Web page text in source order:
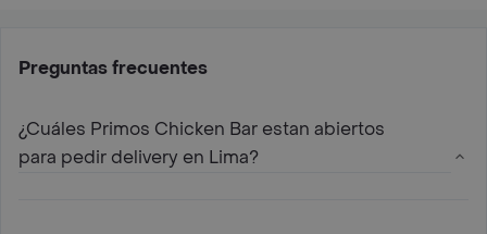
Preguntas frecuentes
¿Cuáles Primos Chicken Bar estan abiertos
para pedir delivery en Lima?